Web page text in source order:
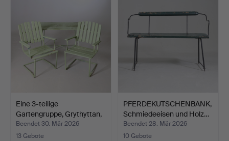
Eine 3-teilige
Gartengruppe, Grythyttan,
2…
Beendet 30. Mär 2026
13 Gebote
PFERDEKUTSCHENBANK,
Schmiedeeisen und Holz…
Beendet 28. Mär 2026
10 Gebote